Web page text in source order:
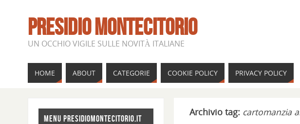
PRESIDIO MONTECITORIO
UN OCCHIO VIGILE SULLE NOVITÀ ITALIANE
HOME ABOUT CATEGORIE COOKIE POLICY PRIVACY POLICY
Archivio tag: cartomanzia
MENU PRESIDIOMONTECITORIO.IT